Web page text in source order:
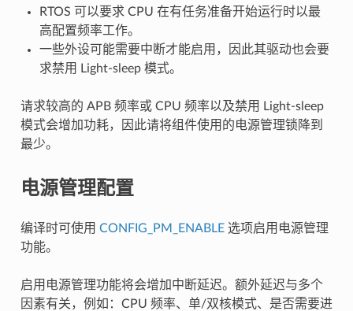
RTOS 可以要求 CPU 在有任务准备开始运行时以最
高配置频率工作。
一些外设可能需要中断才能启用，因此其驱动也会要
求禁用 Light-sleep 模式。
请求较高的 APB 频率或 CPU 频率以及禁用 Light-sleep
模式会增加功耗，因此请将组件使用的电源管理锁降到
最少。
电源管理配置
编译时可使用 CONFIG_PM_ENABLE选项启用电源管理
功能。
启用电源管理功能将会增加中断延迟。额外延迟与多个
因素有关，例如：CPU 频率、单/双核模式、是否需要进